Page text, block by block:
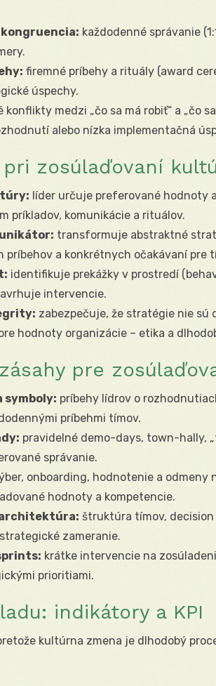
každodenné správanie
firemné príbehy a rituály (award
úspechy.
konflikty medzi „čo sa má robiť“ a „čo
alebo nízka implementačná
zosúlaďovaní
líder určuje preferované hodnoty
príkladov, komunikácie a rituálov.
transformuje abstraktné
príbehov a konkrétnych očakávaní pre
identifikuje prekážky v prostredí
intervencie.
zabezpečuje, že stratégie nie sú
hodnoty organizácie – etika a
pre
príbehy lídrov o
príbehmi tímov.
pravidelné demo-days, town-hally,
správanie.
onboarding, hodnotenie a odmeny
hodnoty a kompetencie.
štruktúra tímov,
zameranie.
krátke intervencie na
prioritiami.
indikátory a KPI
kultúrna zmena je dlhodobý